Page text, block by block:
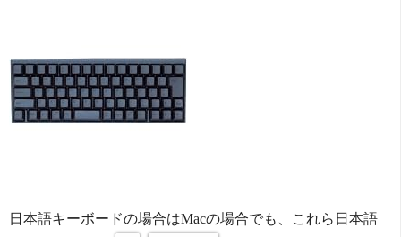
日本語キーボードの場合はMacの場合でも、これら日本語